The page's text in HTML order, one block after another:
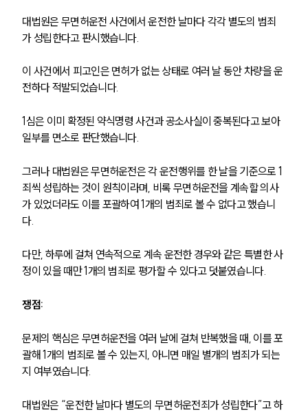
대법원은 무면허운전 사건에서 운전한 날마다 각각 별도의 범죄
가 성립한다고 판시했습니다.
이 사건에서 피고인은 면허가 없는 상태로 여러 날 동안 차량을 운
전하다 적발되었습니다.
1심은 이미 확정된 약식명령 사건과 공소사실이 중복된다고 보아
일부를 면소로 판단했습니다.
그러나 대법원은 무면허운전은 각 운전행위를 한 날을 기준으로 1
죄씩 성립하는 것이 원칙이라며, 비록 무면허운전을 계속할 의사
가 있었더라도 이를 포괄하여 1개의 범죄로 볼 수 없다고 했습니
다.
다만, 하루에 걸쳐 연속적으로 계속 운전한 경우와 같은 특별한 사
정이 있을 때만 1개의 범죄로 평가할 수 있다고 덧붙였습니다.
쟁점:
문제의 핵심은 무면허운전을 여러 날에 걸쳐 반복했을 때, 이를 포
괄해 1개의 범죄로 볼 수 있는지, 아니면 매일 별개의 범죄가 되는
지 여부였습니다.
대법원은 “운전한 날마다 별도의 무면허운전죄가 성립한다”고 하